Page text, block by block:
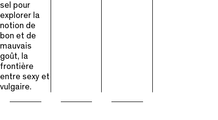
sel pour
explorer la
notion de
bon et de
mauvais
goût, la
frontière
entre sexy et
vulgaire.